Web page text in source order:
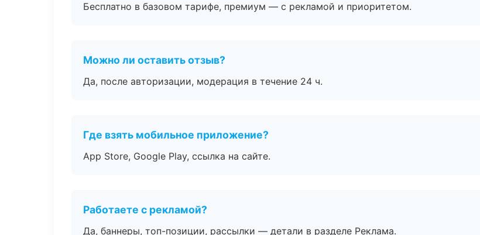
Бесплатно в базовом тарифе, премиум — с рекламой и приоритетом.
Можно ли оставить отзыв?
Да, после авторизации, модерация в течение 24 ч.
Где взять мобильное приложение?
App Store, Google Play, ссылка на сайте.
Работаете с рекламой?
Да, баннеры, топ-позиции, рассылки — детали в разделе Реклама.